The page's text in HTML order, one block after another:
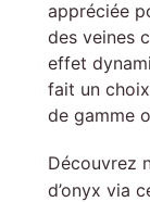
appréciée
des veines
effet
fait un
de gamme
Découvrez
d’onyx via